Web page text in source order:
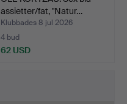
assietter/fat, "Natur…
Klubbades 8 jul 2026
4 bud
62 USD